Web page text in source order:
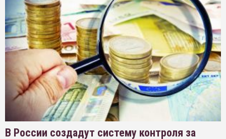
В России создадут систему контроля за